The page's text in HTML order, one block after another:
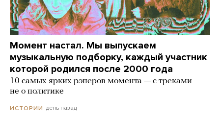
Момент настал. Мы выпускаем
музыкальную подборку, каждый участник
которой родился после 2000 года
10 самых ярких рэперов момента — с треками
не о политике
ИСТОРИИ день назад